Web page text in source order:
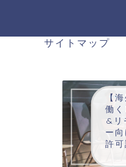
サイトマップ
【
働
&リ
ー
許